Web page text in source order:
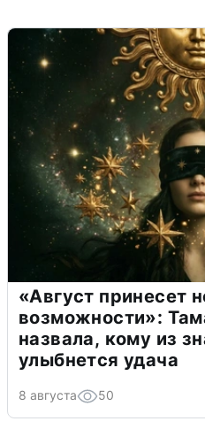
«Август принесет
возможности»:
назвала, кому из
улыбнется удача
8 августа 50